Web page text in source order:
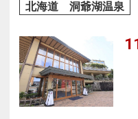
北海道 洞爺湖温泉